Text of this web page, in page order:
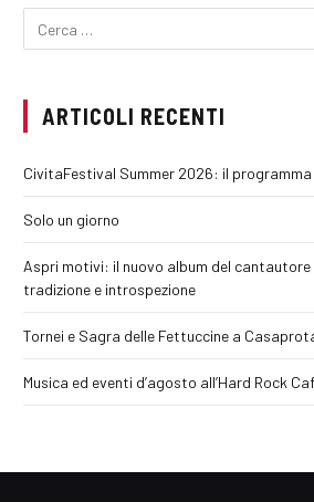
ARTICOLI RECENTI
CivitaFestival Summer 2026: il programma
Solo un giorno
Aspri motivi: il nuovo album del cantautore
tradizione e introspezione
Tornei e Sagra delle Fettuccine a
Musica ed eventi d’agosto all’Hard Rock